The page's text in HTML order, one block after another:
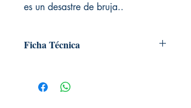
es un desastre de bruja..
Ficha Técnica
Editorial: Edelvives
Idioma: Castellano